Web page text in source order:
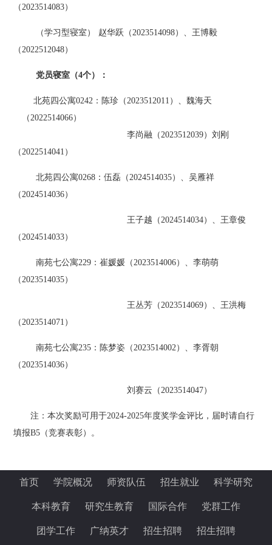
（2023514083）
（学习型寝室） 赵华跃（ 2023514098）、王博毅
（2022512048）
党员寝室（4个）：
北苑四公寓0242：陈珍（2023512011）、魏海天
（2022514066）
李尚融（ 2023512039）刘刚
（2022514041）
北苑四公寓0268：伍磊（2024514035）、吴雁祥
（2024514036）
王子越（ 2024514034）、王章俊
（2024514033）
南苑七公寓229：崔媛媛（2023514006）、李萌萌
（2023514035）
王丛芳（ 2023514069）、王洪梅
（2023514071）
南苑七公寓235：陈梦姿（2023514002）、李胥朝
（2023514036）
刘赛云（ 2023514047）
注：本次奖励可用于2024-2025年度奖学金评比，届时请自行
填报B5（竞赛表彰）。
首页 学院概况 师资队伍 招生就业 科学研究
本科教育 研究生教育 国际合作 党群工作
团学工作 广纳英才 招生招聘 招生招聘